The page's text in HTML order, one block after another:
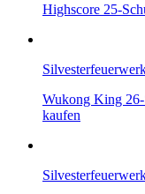
Highscore 25-
Wukong King 26-
kaufen